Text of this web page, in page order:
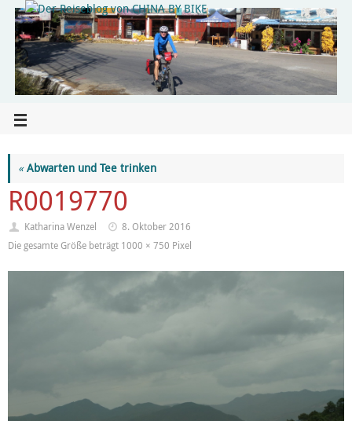
«Abwarten und Tee trinken
R0019770
Katharina Wenzel
8. Oktober 2016
Die gesamte Größe beträgt 1000 × 750 Pixel